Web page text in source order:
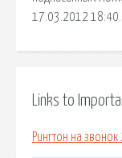
17.03.2012 18:40.
Links to
Рингтон на